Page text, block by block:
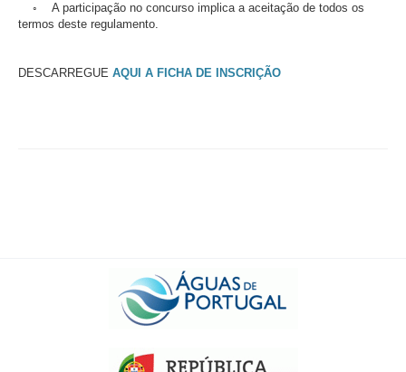
◦ A participação no concurso implica a aceitação de todos os
termos deste regulamento.
DESCARREGUE AQUI A FICHA DE INSCRIÇÃO